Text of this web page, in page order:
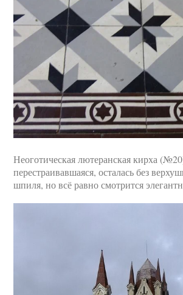
Неоготическая лютеранская кирха
перестраивавшаяся, осталась без
шпиля, но всё равно смотрится